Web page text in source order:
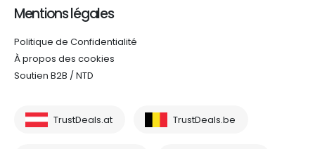
Mentions légales
Politique de Confidentialité
À propos des cookies
Soutien B2B / NTD
TrustDeals.at TrustDeals.be